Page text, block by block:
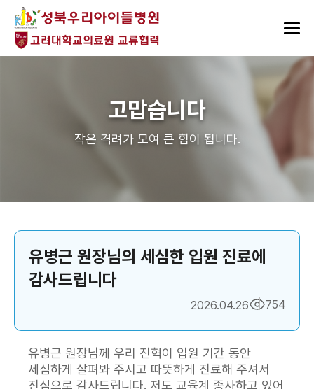
고맙습니다
작은 격려가 모여 큰 힘이 됩니다.
유병근 원장님의 세심한 입원 진료에
감사드립니다
2026.04.26 754
유병근 원장님께 우리 진혁이 입원 기간 동안
세심하게 살펴봐 주시고 따뜻하게 진료해 주셔서
진심으로 감사드립니다. 저도 교육계 종사하고 있어